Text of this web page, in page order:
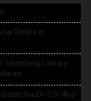
Deities in
Identifying Literary
C.S. Arul